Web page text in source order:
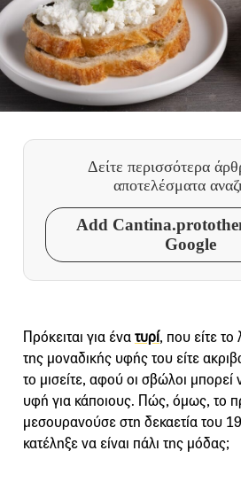
Δείτε περισσότερα
αποτελέσματα
Add
Google
Πρόκειται για ένατυρί, που είτε το
της μοναδικής υφής του είτε
το μισείτε, αφού οι σβώλοι
υφή για κάποιους. Πώς, όμως, το
μεσουρανούσε στη δεκαετία του
κατέληξε να είναι πάλι της μόδας;